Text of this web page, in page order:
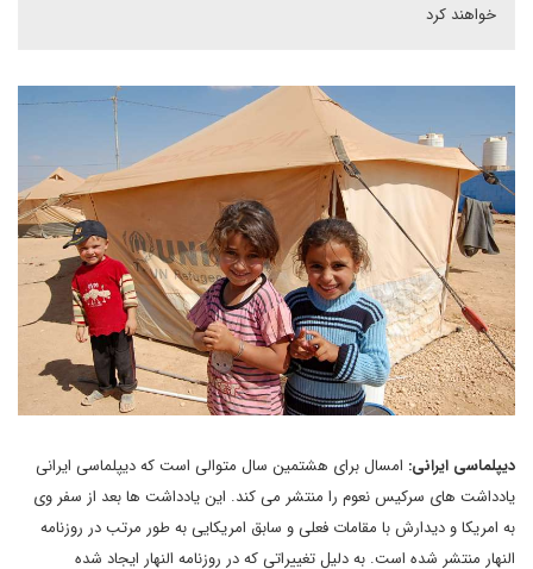
خواهند کرد
دیپلماسی ایرانی: امسال برای هشتمین سال متوالی است که دیپلماسی ایرانی
یادداشت های سرکیس نعوم را منتشر می کند. این یادداشت ها بعد از سفر وی
به امریکا و دیدارش با مقامات فعلی و سابق امریکایی به طور مرتب در روزنامه
النهار منتشر شده است. به دلیل تغییراتی که در روزنامه النهار ایجاد شده